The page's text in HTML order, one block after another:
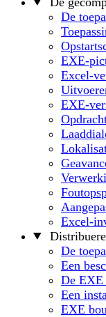
De
EXE-
Excel-
EXE-
Excel-
De
Een
De EXE
Een
EXE